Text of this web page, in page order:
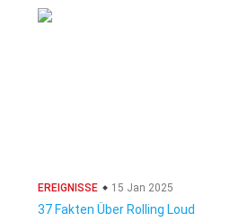
EREIGNISSE 15 Jan 2025
37 Fakten Über Rolling Loud